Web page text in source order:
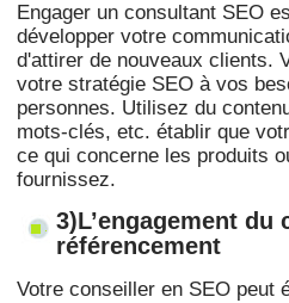
Engager un consultant SEO
développer votre
d'attirer de nouveaux clients.
votre stratégie SEO à vos
personnes. Utilisez du
mots-clés, etc. établir que
ce qui concerne les produits
fournissez.
3)L’engagement du
référencement
Votre conseiller en SEO peut